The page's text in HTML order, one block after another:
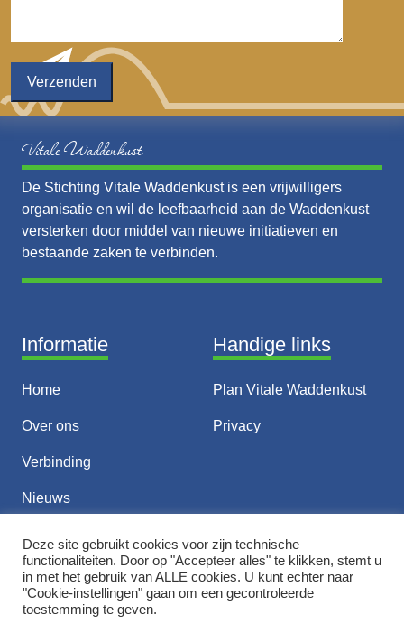
Vitale Waddenkust
De Stichting Vitale Waddenkust is een vrijwilligers
organisatie en wil de leefbaarheid aan de Waddenkust
versterken door middel van nieuwe initiatieven en
bestaande zaken te verbinden.
Informatie
Home
Over ons
Verbinding
Nieuws
Contact
Handige links
Plan Vitale Waddenkust
Privacy
Deze site gebruikt cookies voor zijn technische
functionaliteiten. Door op "Accepteer alles" te klikken, stemt u
in met het gebruik van ALLE cookies. U kunt echter naar
"Cookie-instellingen" gaan om een ​​gecontroleerde
toestemming te geven.